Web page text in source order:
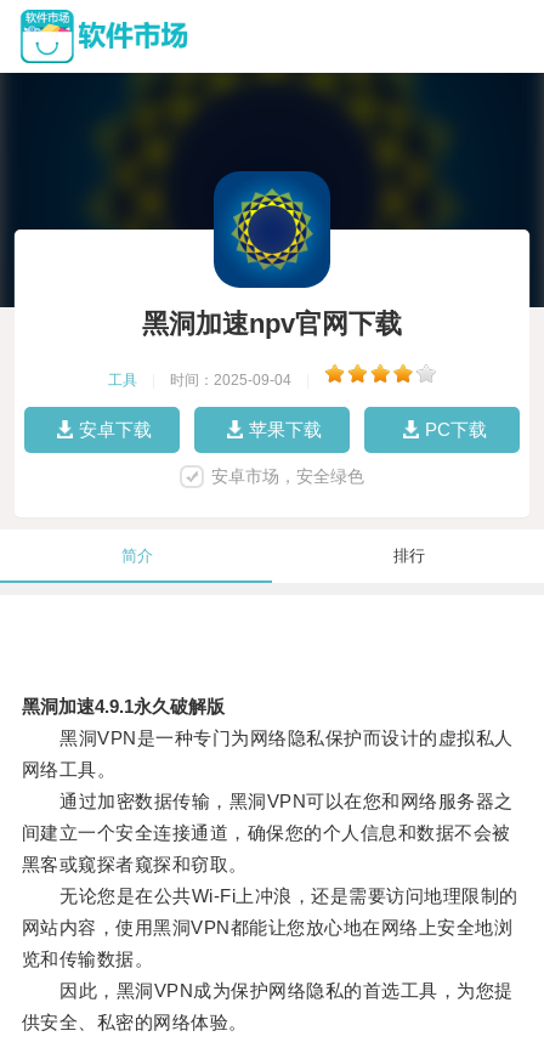
黑洞加速npv官网下载
工具 时间：2025-09-04
安卓下载 苹果下载 PC下载
安卓市场，安全绿色
简介 排行
黑洞加速4.9.1永久破解版
黑洞VPN是一种专门为网络隐私保护而设计的虚拟私人
网络工具。
通过加密数据传输，黑洞VPN可以在您和网络服务器之
间建立一个安全连接通道，确保您的个人信息和数据不会被
黑客或窥探者窥探和窃取。
无论您是在公共Wi-Fi上冲浪，还是需要访问地理限制的
网站内容，使用黑洞VPN都能让您放心地在网络上安全地浏
览和传输数据。
因此，黑洞VPN成为保护网络隐私的首选工具，为您提
供安全、私密的网络体验。